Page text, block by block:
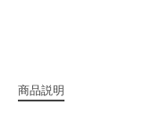
商品説明